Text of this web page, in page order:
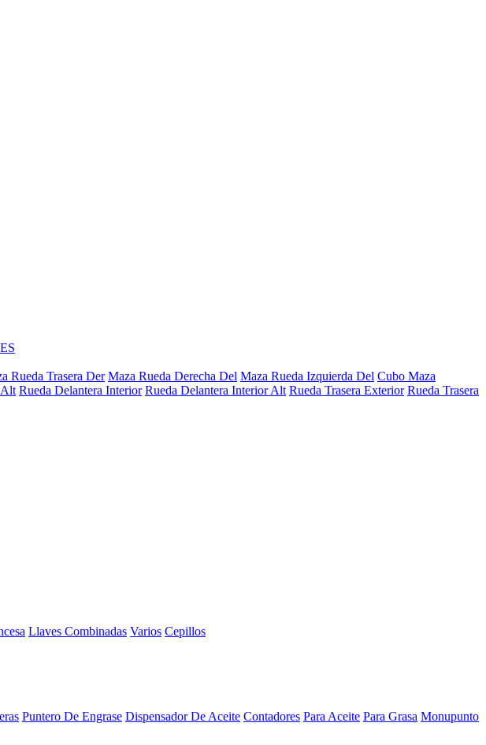
Rueda Trasera Der Maza Rueda Derecha Del Maza Rueda Izquierda Del Cubo Maza
Alt Rueda Delantera Interior Rueda Delantera Interior Alt Rueda Trasera Exterior Rueda Trasera
Llaves Combinadas Varios Cepillos
Puntero De Engrase Dispensador De Aceite Contadores Para Aceite Para Grasa Monupunto